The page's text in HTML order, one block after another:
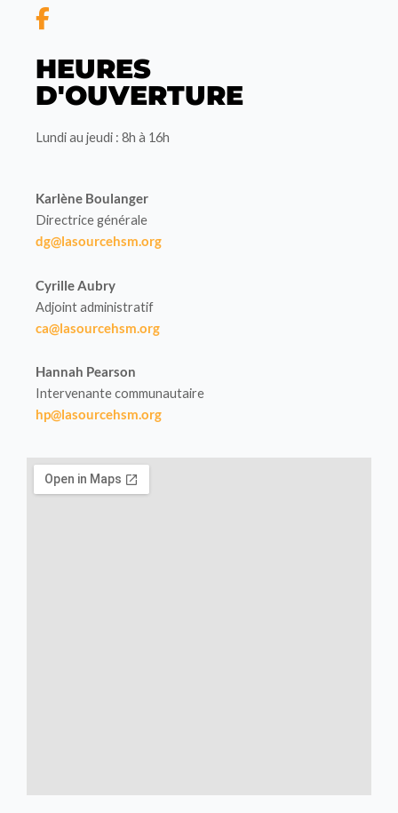
HEURES
D'OUVERTURE
Lundi au jeudi : 8h à 16h
Karlène Boulanger
Directrice générale
dg@lasourcehsm.org
Cyrille Aubry
Adjoint administratif
ca@lasourcehsm.org
Hannah Pearson
Intervenante communautaire
hp@lasourcehsm.org